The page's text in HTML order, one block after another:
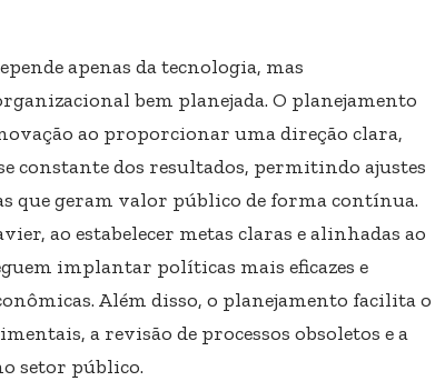
apenas da tecnologia, mas
bem planejada. O planejamento
ao proporcionar uma direção clara,
constante dos resultados, permitindo ajustes
que geram valor público de forma contínua.
ao estabelecer metas claras e alinhadas ao
implantar políticas mais eficazes e
Além disso, o planejamento facilita o
a revisão de processos obsoletos e a
setor público.